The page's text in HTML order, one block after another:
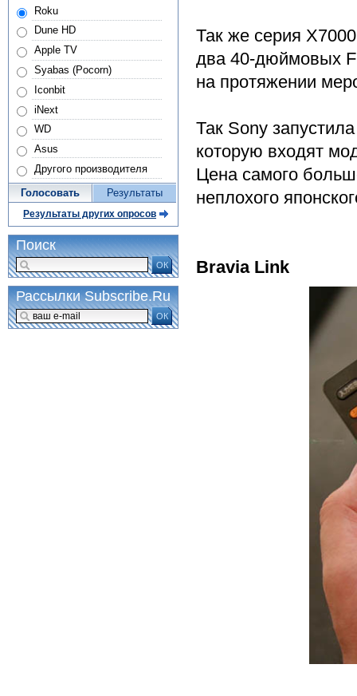
Так же серия
два 40-дюймовых
на протяжении
Так Sony
которую входят
Цена самого
неплохого
Bravia Link
Roku
Dune HD
Apple TV
Syabas (Pocorn)
Iconbit
iNext
WD
Asus
Другого производителя
Голосовать Результаты
Результаты других опросов
Поиск
ОК
Рассылки Subscribe.Ru
ОК